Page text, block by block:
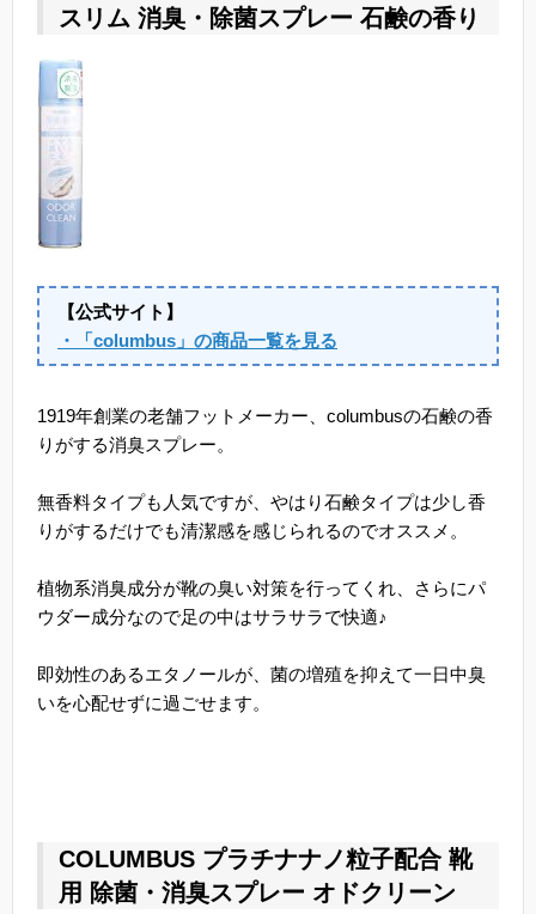
スリム 消臭・除菌スプレー 石鹸の香り
【公式サイト】
・「columbus」の商品一覧を見る
1919年創業の老舗フットメーカー、columbusの石鹸の香
りがする消臭スプレー。
無香料タイプも人気ですが、やはり石鹸タイプは少し香
りがするだけでも清潔感を感じられるのでオススメ。
植物系消臭成分が靴の臭い対策を行ってくれ、さらにパ
ウダー成分なので足の中はサラサラで快適♪
即効性のあるエタノールが、菌の増殖を抑えて一日中臭
いを心配せずに過ごせます。
COLUMBUS プラチナナノ粒子配合 靴
用 除菌・消臭スプレー オドクリーン